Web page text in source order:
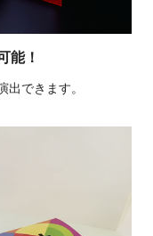
能！
できます。